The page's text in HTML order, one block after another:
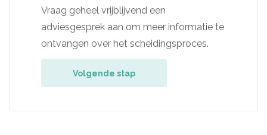
Vraag geheel vrijblijvend een
adviesgesprek aan om meer informatie te
ontvangen over het scheidingsproces.
Volgende stap